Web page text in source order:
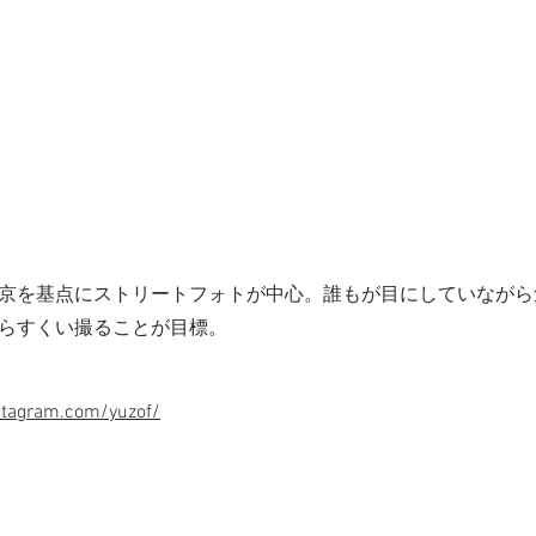
を基点にストリートフォトが中心。誰もが目にしていなが
すくい撮ることが目標。
yuzof/